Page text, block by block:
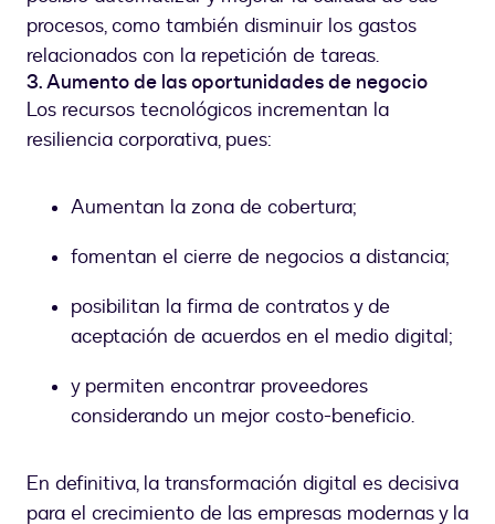
procesos, como también disminuir los gastos
relacionados con la repetición de tareas.
3. Aumento de las oportunidades de negocio
Los recursos tecnológicos incrementan la
resiliencia corporativa, pues:
Aumentan la zona de cobertura;
fomentan el cierre de negocios a distancia;
posibilitan la firma de contratos y de
aceptación de acuerdos en el medio digital;
y permiten encontrar proveedores
considerando un mejor costo-beneficio.
En definitiva, la transformación digital es decisiva
para el crecimiento de las empresas modernas y la